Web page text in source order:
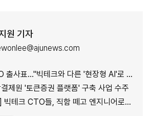
원 기자
사표…"빅테크와 다른 '현장형 AI'로 승부"
제원 '토큰증권 플랫폼' 구축 사업 수주
들, 직함 떼고 엔지니어로 유턴...'앤트로픽행 러시' 이유는